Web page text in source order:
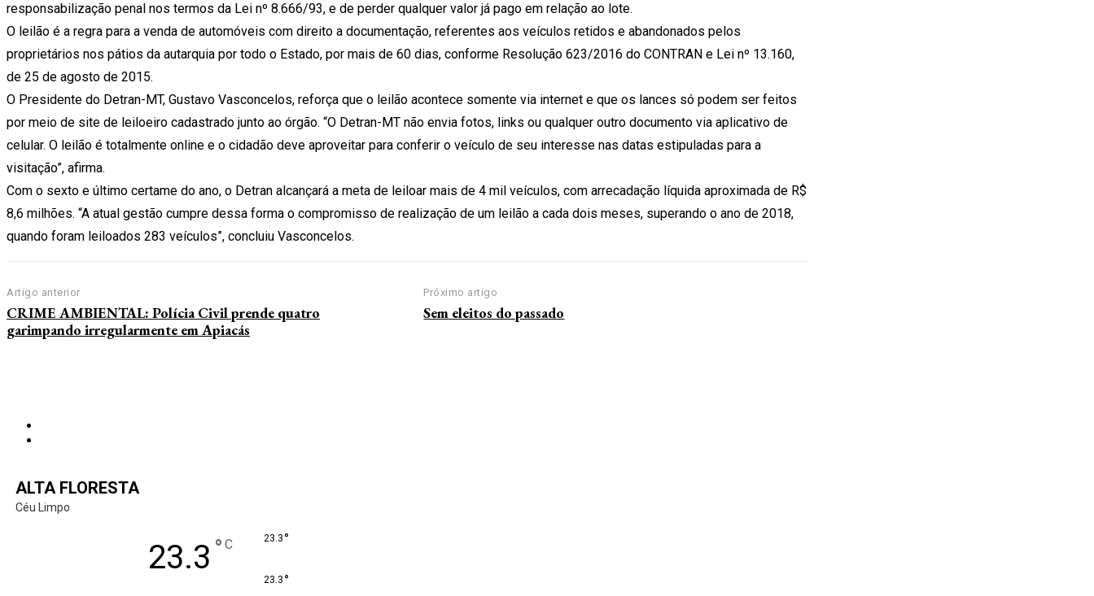
responsabilização penal nos termos da Lei nº 8.666/93, e de perder qualquer valor já pago em relação ao lote.
O leilão é a regra para a venda de automóveis com direito a documentação, referentes aos veículos retidos e abandonados pelos
proprietários nos pátios da autarquia por todo o Estado, por mais de 60 dias, conforme Resolução 623/2016 do CONTRAN e Lei nº 13.160,
de 25 de agosto de 2015.
O Presidente do Detran-MT, Gustavo Vasconcelos, reforça que o leilão acontece somente via internet e que os lances só podem ser feitos
por meio de site de leiloeiro cadastrado junto ao órgão. “O Detran-MT não envia fotos, links ou qualquer outro documento via aplicativo de
celular. O leilão é totalmente online e o cidadão deve aproveitar para conferir o veículo de seu interesse nas datas estipuladas para a
visitação”, afirma.
Com o sexto e último certame do ano, o Detran alcançará a meta de leiloar mais de 4 mil veículos, com arrecadação líquida aproximada de R$
8,6 milhões. “A atual gestão cumpre dessa forma o compromisso de realização de um leilão a cada dois meses, superando o ano de 2018,
quando foram leiloados 283 veículos”, concluiu Vasconcelos.
Artigo anterior
CRIME AMBIENTAL: Polícia Civil prende quatro
garimpando irregularmente em Apiacás
Próximo artigo
Sem eleitos do passado
ALTA FLORESTA
Céu Limpo
23.3 ° C 23.3 °
23.3 °